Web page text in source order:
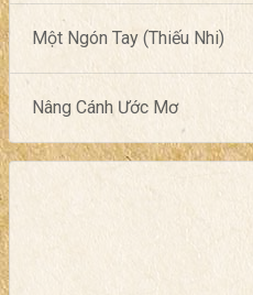
Một Ngón Tay (Thiếu Nhi)
Nâng Cánh Ước Mơ